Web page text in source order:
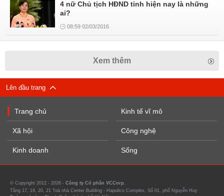
4 nữ Chủ tịch HĐND tỉnh hiện nay là những
ai?
08:59 02/03/2016
Xem thêm
Lên đầu trang
Trang chủ
Xã hội
Kinh doanh
Kinh tế vĩ mô
Công nghệ
Sống
© Copyright 2012 - 2026 - Công ty Cổ phần VCCorp.
Tầng 17, 19, 20, 21 Toà nhà Center Building - Hapulico Complex, Số 01, phố Nguyễn Huy